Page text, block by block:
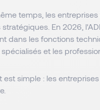
temps, les
En 2026,
dans les fonctions
et les
est simple : les